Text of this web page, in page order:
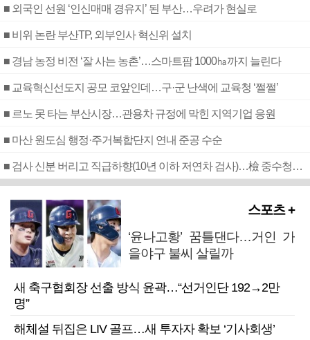
■ 외국인 선원 ‘인신매매 경유지’ 된 부산…우려가 현실로
■ 비위 논란 부산TP, 외부인사 혁신위 설치
■ 경남 농정 비전 ‘잘 사는 농촌’…스마트팜 1000㏊까지 늘린다
■ 교육혁신선도지 공모 코앞인데…구·군 난색에 교육청 ‘쩔쩔’
■ 르노 못 타는 부산시장…관용차 규정에 막힌 지역기업 응원
■ 마산 원도심 행정·주거복합단지 연내 준공 수순
■ 검사 신분 버리고 직급하향(10년 이하 저연차 검사)…檢 중수청행 기피
스포츠 +
‘윤나고황’ 꿈틀댄다…거인 가
을야구 불씨 살릴까
새 축구협회장 선출 방식 윤곽…“선거인단 192→2만
명”
해체설 뒤집은 LIV 골프…새 투자자 확보 ‘기사회생’